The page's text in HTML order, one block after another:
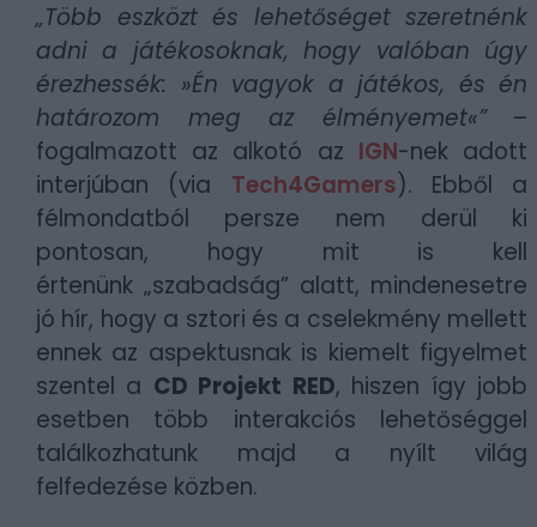
„Több eszközt és lehetőséget szeretnénk
adni a játékosoknak, hogy valóban úgy
érezhessék: »Én vagyok a játékos, és én
határozom meg az élményemet«”–
fogalmazott az alkotó az IGN-nek adott
interjúban (via Tech4Gamers). Ebből a
félmondatból persze nem derül ki
pontosan, hogy mit is kell
értenünk „szabadság” alatt, mindenesetre
jó hír, hogy a sztori és a cselekmény mellett
ennek az aspektusnak is kiemelt figyelmet
szentel a CD Projekt RED, hiszen így jobb
esetben több interakciós lehetőséggel
találkozhatunk majd a nyílt világ
felfedezése közben.